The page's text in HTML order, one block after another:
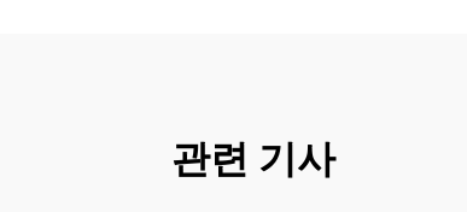
관련 기사